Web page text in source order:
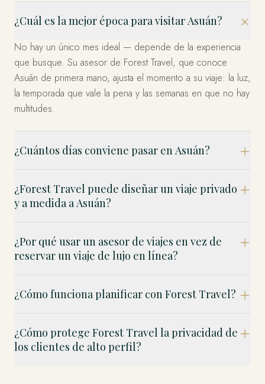
¿Cuál es la mejor época para visitar Asuán?
No hay un único mes ideal — depende de la experiencia
que busque. Su asesor de Forest Travel, que conoce
Asuán de primera mano, ajusta el momento a su viaje: la luz,
la temporada que vale la pena y las semanas en que no hay
multitudes.
¿Cuántos días conviene pasar en Asuán?
¿Forest Travel puede diseñar un viaje privado
y a medida a Asuán?
¿Por qué usar un asesor de viajes en vez de
reservar un viaje de lujo en línea?
¿Cómo funciona planificar con Forest Travel?
¿Cómo protege Forest Travel la privacidad de
los clientes de alto perfil?